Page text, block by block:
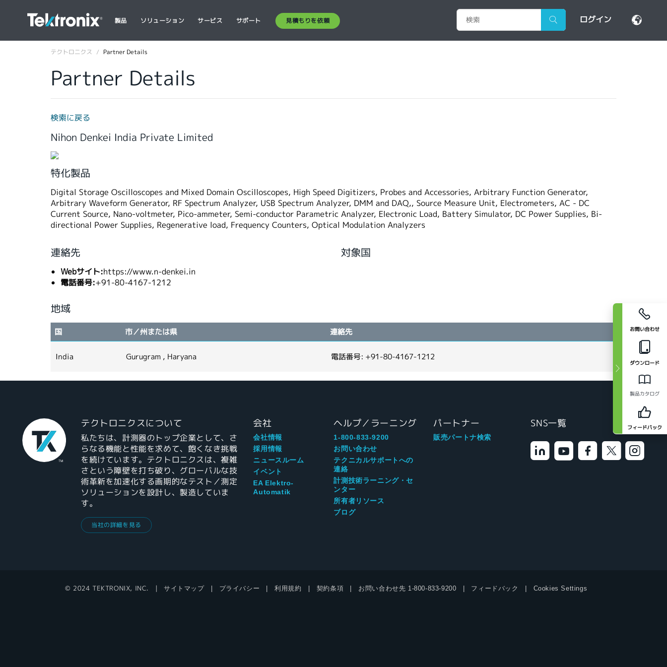
製品 ソリューション サービス サポート 見積もりを依頼 ログイン
お問い合わせ
ダウンロード
製品カタログ
フィードバック
テクトロニクス Partner Details
Partner Details
検索に戻る
Nihon Denkei India Private Limited
特化製品
Digital Storage Oscilloscopes and Mixed Domain Oscilloscopes, High Speed Digitizers, Probes and Accessories, Arbitrary Function Generator,
Arbitrary Waveform Generator, RF Spectrum Analyzer, USB Spectrum Analyzer, DMM and DAQ,, Source Measure Unit, Electrometers, AC - DC
Current Source, Nano-voltmeter, Pico-ammeter, Semi-conductor Parametric Analyzer, Electronic Load, Battery Simulator, DC Power Supplies, Bi-
directional Power Supplies, Regenerative load, Frequency Counters, Optical Modulation Analyzers
連絡先
Webサイト:https://www.n-denkei.in
電話番号:+91-80-4167-1212
対象国
地域
国 市／州または県 連絡先
India Gurugram , Haryana 電話番号: +91-80-4167-1212
テクトロニクスについて
私たちは、計測器のトップ企業として、さ
らなる機能と性能を求めて、飽くなき挑戦
を続けています。テクトロニクスは、複雑
さという障壁を打ち破り、グローバルな技
術革新を加速化する画期的なテスト／測定
ソリューションを設計し、製造していま
す。
当社の詳細を見る
会社
会社情報
採用情報
ニュースルーム
イベント
EA Elektro-
Automatik
ヘルプ／ラーニング
1-800-833-9200
お問い合わせ
テクニカルサポートへの
連絡
計測技術ラーニング・セ
ンター
所有者リソース
ブログ
パートナー
販売パートナ検索
SNS一覧
© 2024 TEKTRONIX, INC. サイトマップ プライバシー 利用規約 契約条項 お問い合わせ先 1-800-833-9200 フィードバック Cookies Settings